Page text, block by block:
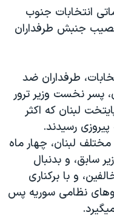
انتخابات جنوب
جنبش طرفداران
طرفداران ضد
پسر نخست وزير ترور
لبنان که اکثر
رسيدند.
لبنان، چهار ماه
سابق، و بدنبال
و با برکناری
نظامی سوريه پس